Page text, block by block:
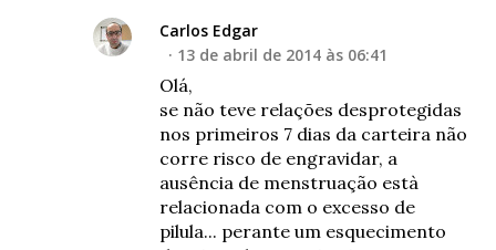
Carlos Edgar
13 de abril de 2014 às 06:41
Olá,
se não teve relações desprotegidas
nos primeiros 7 dias da carteira não
corre risco de engravidar, a
ausência de menstruação està
relacionada com o excesso de
pilula... perante um esquecimento